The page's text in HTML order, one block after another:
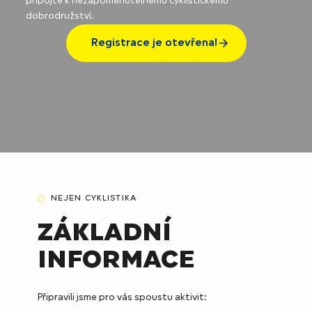
dobrodružství.
Registrace je otevřena!
Nejen cyklistika
Základní
informace
Připravili jsme pro vás spoustu aktivit: